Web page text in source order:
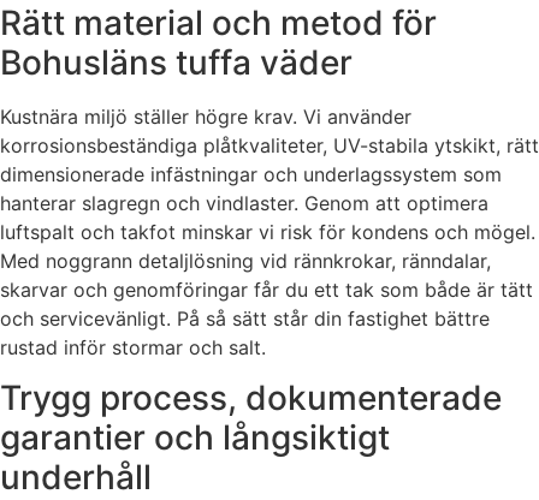
Rätt material och metod för
Bohusläns tuffa väder
Kustnära miljö ställer högre krav. Vi använder
korrosionsbeständiga plåtkvaliteter, UV-stabila ytskikt, rätt
dimensionerade infästningar och underlagssystem som
hanterar slagregn och vindlaster. Genom att optimera
luftspalt och takfot minskar vi risk för kondens och mögel.
Med noggrann detaljlösning vid rännkrokar, ränndalar,
skarvar och genomföringar får du ett tak som både är tätt
och servicevänligt. På så sätt står din fastighet bättre
rustad inför stormar och salt.
Trygg process, dokumenterade
garantier och långsiktigt
underhåll